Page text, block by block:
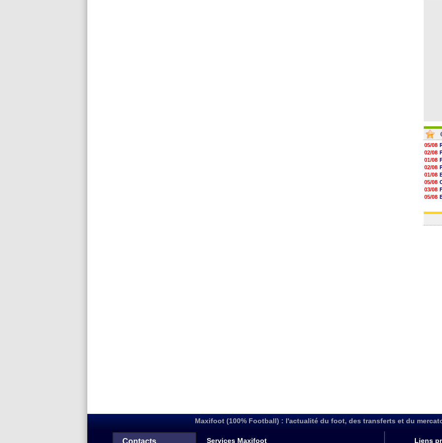
05/08
02/08
01/08
02/08
01/08
05/08
03/08
05/08
03/08
Maxifoot (100% Football) : l'actualité du foot, des transferts et du
Contacts Services Maxifoot Liens